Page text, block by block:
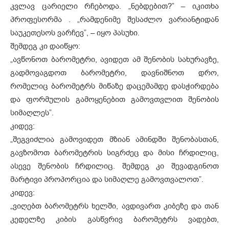
კვლავ ცარიელი რჩებოდა. „ნებდებით?” – იკითხა
პროფესორმა . „რამდენიმე შესაძლო ვარიანტიდან
საუკეთესოს ვარჩევ”, – იყო პასუხი.
შემდეგ კი დაიწყო:
„ავწონოთ ბარომეტრი, ავიდეთ ამ შენობის სახურავზე,
გადმოვაგდოთ ბარომეტრი, დავნიშნოთ დრო,
რომელიც ბარომეტრს მიწაზე დაცემამდე დასჭირდება
და ფორმულის გამოყენებით გამოვთვლით შენობის
სიმაღლეს”.
კიდევ:
„შეგვიძლია გამოვიდეთ მზიან ამინდში შენობასთან,
გავზომოთ ბარომეტრის სიგრძეც და მისი ჩრდილიც,
ასევე შენობის ჩრდილიც. შემდეგ კი შევადგინოთ
მარტივი პროპორცია და სიმაღლე გამოვთვალოთ”.
კიდევ:
„ვიღებთ ბარომეტრს ხელში, ავდივართ კიბეზე და თან
კედელზე კიბის გასწვრივ ბარომეტრს ვადებთ,